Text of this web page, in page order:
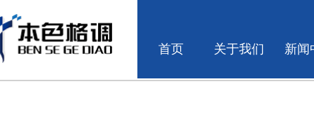
首页 关于我们 新闻